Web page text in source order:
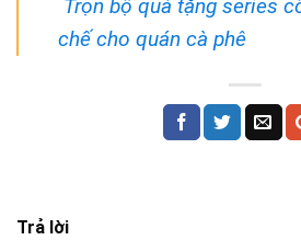
Trọn bộ quà tặng series
chế cho quán cà phê
Trả lời